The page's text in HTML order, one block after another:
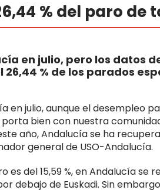
% del paro de
en julio, pero los datos
% de los parados
en julio, aunque el desempleo
bien con nuestra
año, Andalucía se ha
general de USO-Andalucía.
del 15,59 %, en Andalucía se
debajo de Euskadi. Sin